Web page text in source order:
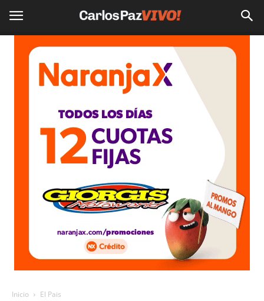
Inicio El Pais